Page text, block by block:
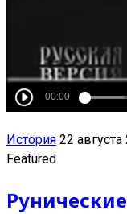
История 22 августа
Featured